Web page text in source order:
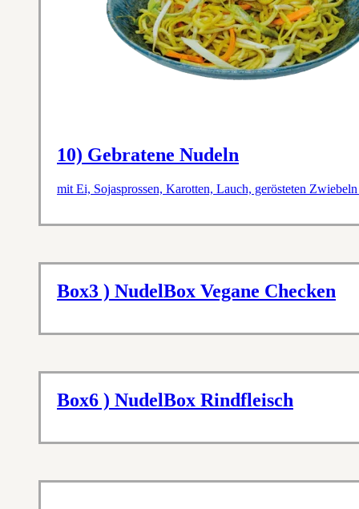
10) Gebratene Nudeln
mit Ei, Sojasprossen, Karotten, Lauch, gerösteten
Box3 ) NudelBox Vegane Checken
Box6 ) NudelBox Rindfleisch